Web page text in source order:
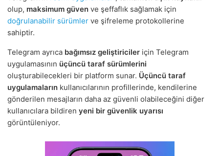
olup, maksimum güven ve şeffaflık sağlamak için
doğrulanabilir sürümler ve şifreleme protokollerine
sahiptir.
Telegram ayrıca bağımsız geliştiriciler için Telegram
uygulamasının üçüncü taraf sürümlerini
oluşturabilecekleri bir platform sunar. Üçüncü taraf
uygulamaların kullanıcılarının profillerinde, kendilerine
gönderilen mesajların daha az güvenli olabileceğini diğer
kullanıcılara bildiren yeni bir güvenlik uyarısı
görüntüleniyor.